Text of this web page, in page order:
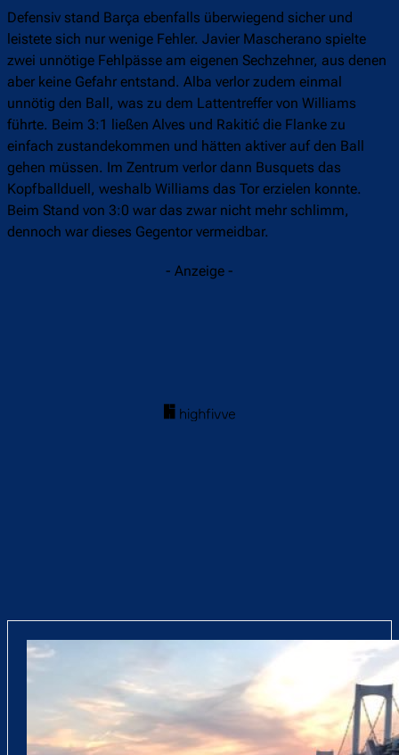
Defensiv stand Barça ebenfalls überwiegend sicher und
leistete sich nur wenige Fehler. Javier Mascherano spielte
zwei unnötige Fehlpässe am eigenen Sechzehner, aus denen
aber keine Gefahr entstand. Alba verlor zudem einmal
unnötig den Ball, was zu dem Lattentreffer von Williams
führte. Beim 3:1 ließen Alves und Rakitić die Flanke zu
einfach zustandekommen und hätten aktiver auf den Ball
gehen müssen. Im Zentrum verlor dann Busquets das
Kopfballduell, weshalb Williams das Tor erzielen konnte.
Beim Stand von 3:0 war das zwar nicht mehr schlimm,
dennoch war dieses Gegentor vermeidbar.
- Anzeige -